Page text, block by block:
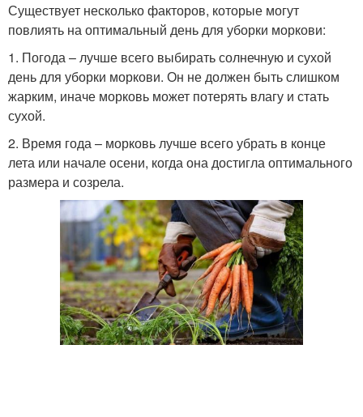
Существует несколько факторов, которые могут
повлиять на оптимальный день для уборки моркови:
1. Погода – лучше всего выбирать солнечную и сухой
день для уборки моркови. Он не должен быть слишком
жарким, иначе морковь может потерять влагу и стать
сухой.
2. Время года – морковь лучше всего убрать в конце
лета или начале осени, когда она достигла оптимального
размера и созрела.